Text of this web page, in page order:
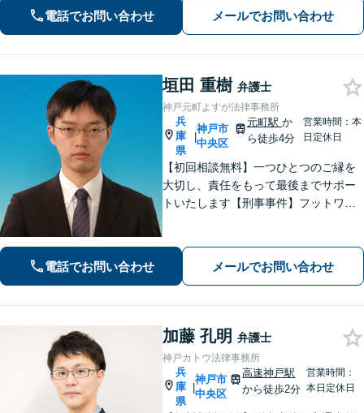
対応(法律相談は完全予約制)】各分野で
専門性の高い弁護士が寄り添い解決を
電話でお問い合わせ メールでお問い合わせ
垣田 重樹 弁護士
神戸元町よすが法律事務所
兵
庫
県
|
神戸市
中央区
元町駅 か
ら徒歩4分
営業時間：本
日定休日
【初回相談無料】一つひとつのご縁を
大切し、責任をもって最後までサポー
トいたします【刑事事件】フットワー
題】経済面やお子さまの将来を見据
え、納得できる解決策を提案【元町駅4
電話でお問い合わせ メールでお問い合わせ
加藤 孔明 弁護士
神戸カトウ法律事務所
兵
庫
県
|
神戸市
中央区
高速神戸駅
から徒歩2分
営業時間：
本日定休日